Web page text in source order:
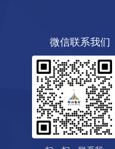
微信联系我们